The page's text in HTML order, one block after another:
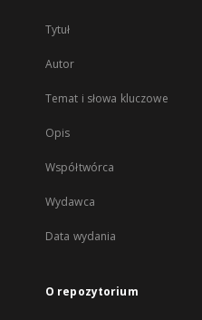
Tytuł
Autor
Temat i słowa kluczowe
Opis
Współtwórca
Wydawca
Data wydania
O repozytorium